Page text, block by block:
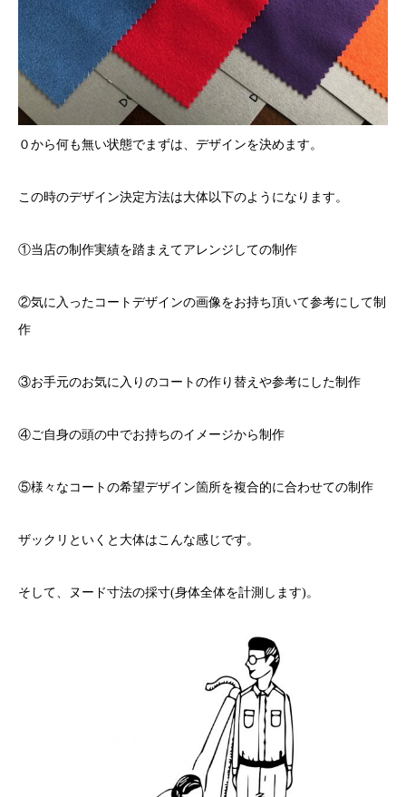
０から何も無い状態でまずは、デザインを決めます。
この時のデザイン決定方法は大体以下のようになります。
①当店の制作実績を踏まえてアレンジしての制作
②気に入ったコートデザインの画像をお持ち頂いて参考にして制
作
③お手元のお気に入りのコートの作り替えや参考にした制作
④ご自身の頭の中でお持ちのイメージから制作
⑤様々なコートの希望デザイン箇所を複合的に合わせての制作
ザックリといくと大体はこんな感じです。
そして、ヌード寸法の採寸(身体全体を計測します)。